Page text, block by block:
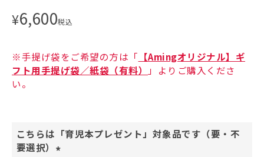
¥6,600税込
※手提げ袋をご希望の方は「 【Amingオリジナル】ギ
フト用手提げ袋／紙袋（有料）
」よりご購入くださ
い。
こちらは「育児本プレゼント」対象品です（要・不
要選択）